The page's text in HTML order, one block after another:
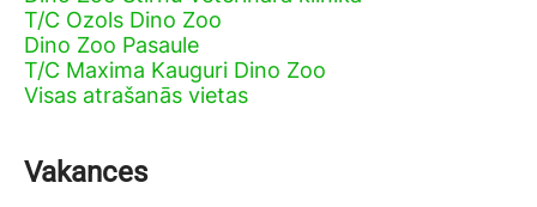
T/C Ozols Dino Zoo
Dino Zoo Pasaule
T/C Maxima Kauguri Dino Zoo
Visas atrašanās vietas
Vakances